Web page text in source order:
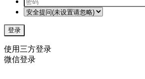
登录
使用三方登录
微信登录